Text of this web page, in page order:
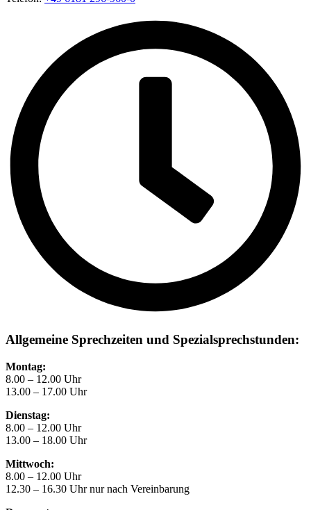
Allgemeine Sprechzeiten und Spezialsprechstunden:
Montag:
8.00 – 12.00 Uhr
13.00 – 17.00 Uhr
Dienstag:
8.00 – 12.00 Uhr
13.00 – 18.00 Uhr
Mittwoch:
8.00 – 12.00 Uhr
12.30 – 16.30 Uhr nur nach Vereinbarung